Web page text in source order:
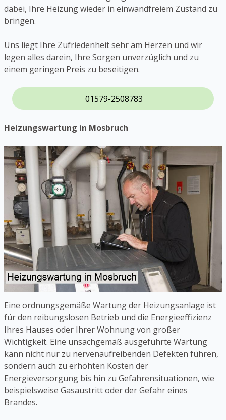
dabei, Ihre Heizung wieder in einwandfreiem Zustand zu
bringen.
Uns liegt Ihre Zufriedenheit sehr am Herzen und wir
legen alles darein, Ihre Sorgen unverzüglich und zu
einem geringen Preis zu beseitigen.
01579-2508783
Heizungswartung in Mosbruch
Eine ordnungsgemäße Wartung der Heizungsanlage ist
für den reibungslosen Betrieb und die Energieeffizienz
Ihres Hauses oder Ihrer Wohnung von großer
Wichtigkeit. Eine unsachgemäß ausgeführte Wartung
kann nicht nur zu nervenaufreibenden Defekten führen,
sondern auch zu erhöhten Kosten der
Energieversorgung bis hin zu Gefahrensituationen, wie
beispielsweise Gasaustritt oder der Gefahr eines
Brandes.